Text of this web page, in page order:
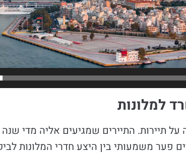
למלונות
תיירות. התיירים שמגיעים אליה מדי
פער משמעותי בין היצע חדרי המלונות